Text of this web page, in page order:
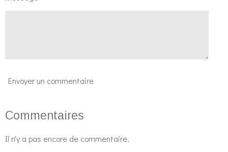
Envoyer un commentaire
Commentaires
Il n'y a pas encore de commentaire.